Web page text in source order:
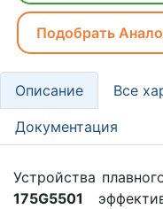
Подобрать
Описание Все
Документация
Устройства
175G5501